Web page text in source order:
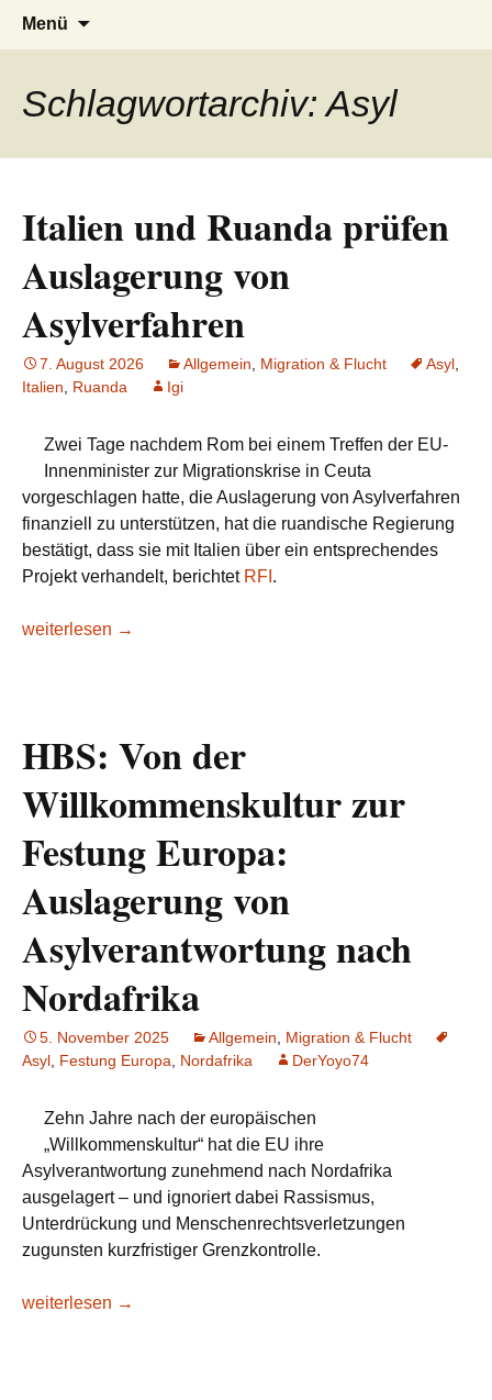
AFRICA live
Seit 1998: Aktuelles aus und mit Bezug
zu Afrika
Menü
Schlagwortarchiv: Asyl
Italien und Ruanda prüfen
Auslagerung von
Asylverfahren
7. August 2026 Allgemein Migration & Flucht Asyl
Italien
Ruanda Igi
Zwei Tage nachdem Rom bei einem Treffen der EU-
Innenminister zur Migrationskrise in Ceuta
vorgeschlagen hatte, die Auslagerung von Asylverfahren
finanziell zu unterstützen, hat die ruandische Regierung
bestätigt, dass sie mit Italien über ein entsprechendes
Projekt verhandelt, berichtet RFI .
Italien und Ruanda prüfen Auslagerung von Asylverfahren
weiterlesen →
HBS: Von der
Willkommenskultur zur
Festung Europa:
Auslagerung von
Asylverantwortung nach
Nordafrika
5. November 2025 Allgemein
Migration & Flucht
Asyl Festung Europa Nordafrika DerYoyo74
Zehn Jahre nach der europäischen
„Willkommenskultur“ hat die EU ihre
Asylverantwortung zunehmend nach Nordafrika
ausgelagert – und ignoriert dabei Rassismus,
Unterdrückung und Menschenrechtsverletzungen
zugunsten kurzfristiger Grenzkontrolle.
HBS: Von der Willkommenskultur zur Festung Europa:
weiterlesen →